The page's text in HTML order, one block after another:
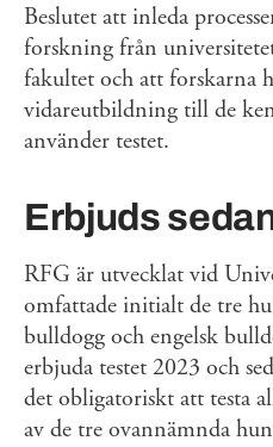
Beslutet att inleda
forskning från
fakultet och att forskarna
vidareutbildning till de
använder testet.
Erbjuds
RFG är utvecklat vid
omfattade initialt de tre
bulldogg och engelsk
erbjuda testet 2023 och
det obligatoriskt att testa
av de tre ovannämnda